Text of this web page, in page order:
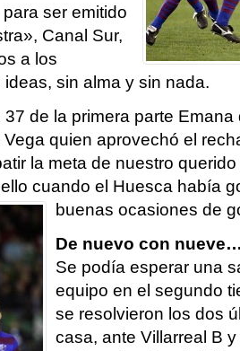
ser emitido
Canal Sur,
a los
sin alma y sin nada.
de la primera parte
quien aprovechó el
la meta de nuestro
cuando el Huesca había
buenas ocasiones de
De nuevo con
Se podía esperar una
equipo en el segundo
se resolvieron los dos
casa, ante Villarreal B